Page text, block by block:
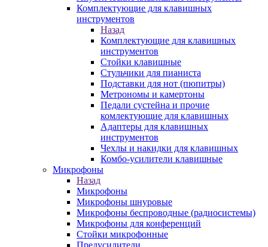
Комплектующие для клавишных
инструментов
Назад
Комплектующие для клавишных
инструментов
Стойки клавишные
Стульчики для пианиста
Подставки для нот (пюпитры)
Метрономы и камертоны
Педали сустейна и прочие
комлектующие для клавишных
Адаптеры для клавишных
инструментов
Чехлы и накидки для клавишных
Комбо-усилители клавишные
Микрофоны
Назад
Микрофоны
Микрофоны шнуровые
Микрофоны беспроводные (радиосистемы)
Микрофоны для конференций
Стойки микрофонные
Предусилители